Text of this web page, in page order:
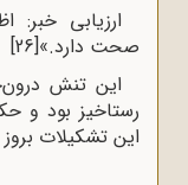
ارزیابی خبر:
صحت دارد.»[26]
این تنش
رستاخیز بود و
این تشکیلات بروز